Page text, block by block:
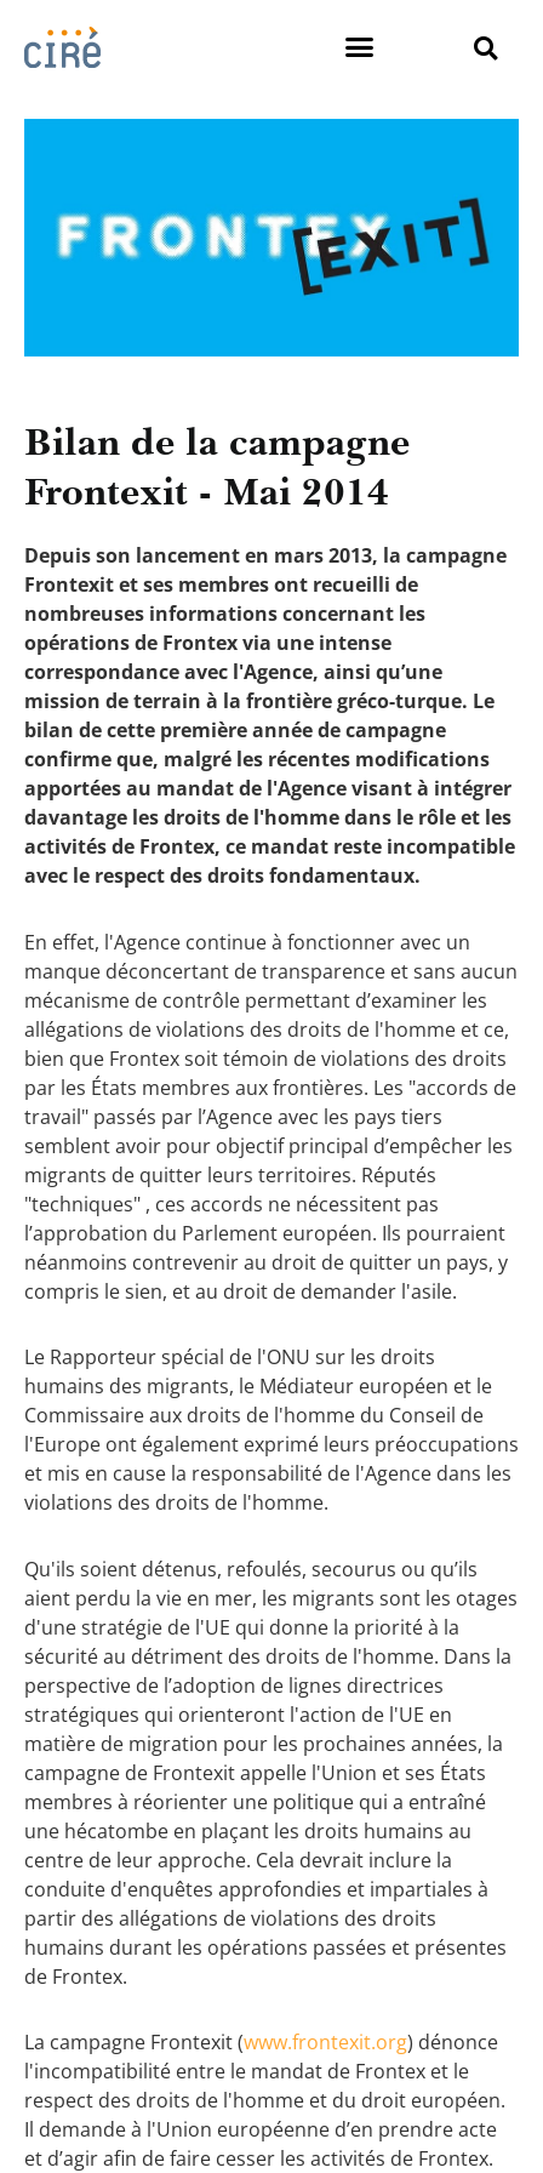
Bilan de la campagne
Frontexit - Mai 2014
Depuis son lancement en mars 2013, la campagne
Frontexit et ses membres ont recueilli de
nombreuses informations concernant les
opérations de Frontex via une intense
correspondance avec l'Agence, ainsi qu’une
mission de terrain à la frontière gréco-turque. Le
bilan de cette première année de campagne
confirme que, malgré les récentes modifications
apportées au mandat de l'Agence visant à intégrer
davantage les droits de l'homme dans le rôle et les
activités de Frontex, ce mandat reste incompatible
avec le respect des droits fondamentaux.
En effet, l'Agence continue à fonctionner avec un
manque déconcertant de transparence et sans aucun
mécanisme de contrôle permettant d’examiner les
allégations de violations des droits de l'homme et ce,
bien que Frontex soit témoin de violations des droits
par les États membres aux frontières. Les "accords de
travail" passés par l’Agence avec les pays tiers
semblent avoir pour objectif principal d’empêcher les
migrants de quitter leurs territoires. Réputés
"techniques" , ces accords ne nécessitent pas
l’approbation du Parlement européen. Ils pourraient
néanmoins contrevenir au droit de quitter un pays, y
compris le sien, et au droit de demander l'asile.
Le Rapporteur spécial de l'ONU sur les droits
humains des migrants, le Médiateur européen et le
Commissaire aux droits de l'homme du Conseil de
l'Europe ont également exprimé leurs préoccupations
et mis en cause la responsabilité de l'Agence dans les
violations des droits de l'homme.
Qu'ils soient détenus, refoulés, secourus ou qu’ils
aient perdu la vie en mer, les migrants sont les otages
d'une stratégie de l'UE qui donne la priorité à la
sécurité au détriment des droits de l'homme. Dans la
perspective de l’adoption de lignes directrices
stratégiques qui orienteront l'action de l'UE en
matière de migration pour les prochaines années, la
campagne de Frontexit appelle l'Union et ses États
membres à réorienter une politique qui a entraîné
une hécatombe en plaçant les droits humains au
centre de leur approche. Cela devrait inclure la
conduite d'enquêtes approfondies et impartiales à
partir des allégations de violations des droits
humains durant les opérations passées et présentes
de Frontex.
La campagne Frontexit (www.frontexit.org) dénonce
l'incompatibilité entre le mandat de Frontex et le
respect des droits de l'homme et du droit européen.
Il demande à l'Union européenne d’en prendre acte
et d’agir afin de faire cesser les activités de Frontex.